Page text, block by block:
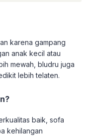
karena gampang
anak kecil atau
mewah, bludru juga
lebih telaten.
baik, sofa
kehilangan